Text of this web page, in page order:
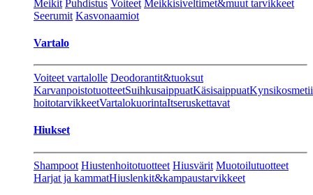
Meikit Puhdistus Voiteet Meikkisiveltimet&muut tarvikkeet
Seerumit Kasvonaamiot
Vartalo
Voiteet vartalolle Deodorantit&tuoksut
KarvanpoistotuotteetSuihkusaippuatKäsisaippuat
hoitotarvikkeetVartalokuorintaItseruskettavat
Hiukset
Shampoot Hiustenhoitotuotteet Hiusvärit Muotoilutuotteet
Harjat ja kammatHiuslenkit&kampaustarvikkeet